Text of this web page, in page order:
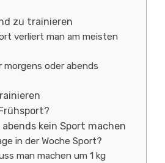
zu trainieren
verliert man am meisten
morgens oder abends
kein Sport machen
in der Woche Sport?
man machen um 1 kg